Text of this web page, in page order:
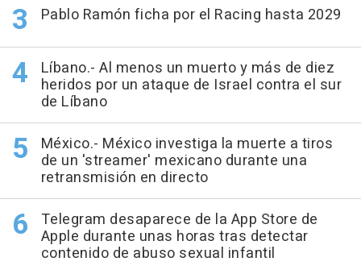
Pablo Ramón ficha por el Racing hasta 2029
Líbano.- Al menos un muerto y más de diez
heridos por un ataque de Israel contra el sur
de Líbano
México.- México investiga la muerte a tiros
de un 'streamer' mexicano durante una
retransmisión en directo
Telegram desaparece de la App Store de
Apple durante unas horas tras detectar
contenido de abuso sexual infantil